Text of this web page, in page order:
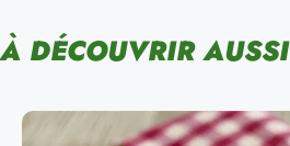
À DÉCOUVRIR AUSSI